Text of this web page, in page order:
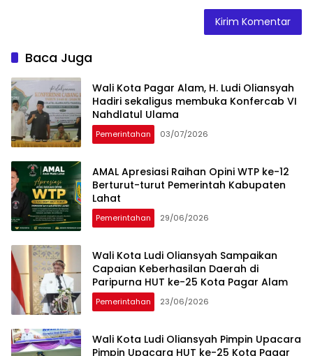
Baca Juga
Wali Kota Pagar Alam, H. Ludi Oliansyah
Hadiri sekaligus membuka Konfercab VI
Nahdlatul Ulama
Pemerintahan 03/07/2026
AMAL Apresiasi Raihan Opini WTP ke-12
Berturut-turut Pemerintah Kabupaten
Lahat
Pemerintahan 29/06/2026
Wali Kota Ludi Oliansyah Sampaikan
Capaian Keberhasilan Daerah di
Paripurna HUT ke-25 Kota Pagar Alam
Pemerintahan 23/06/2026
Wali Kota Ludi Oliansyah Pimpin Upacara
Pimpin Upacara HUT ke-25 Kota Pagar